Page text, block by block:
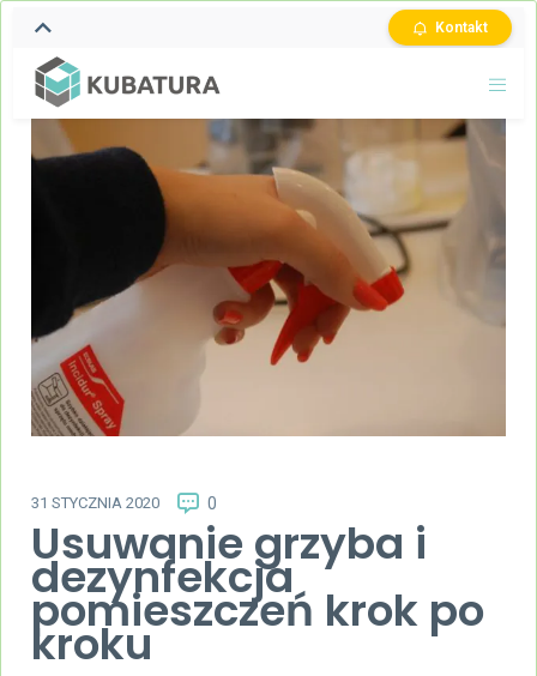
Kontakt
31 STYCZNIA 2020 0
Usuwanie grzyba i
dezynfekcja
pomieszczeń krok po
kroku